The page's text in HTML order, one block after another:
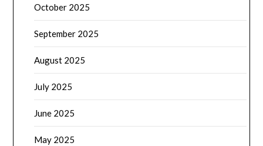
October 2025
September 2025
August 2025
July 2025
June 2025
May 2025